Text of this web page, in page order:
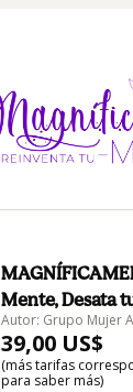
Mente, Desata
Autor: Grupo Mujer
39,00 US$
(más tarifas
para saber más)